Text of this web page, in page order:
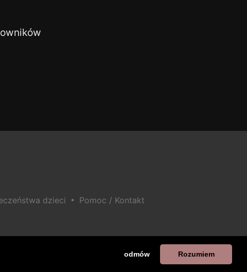
odmów Rozumiem
dzieci • Pomoc / Kontakt